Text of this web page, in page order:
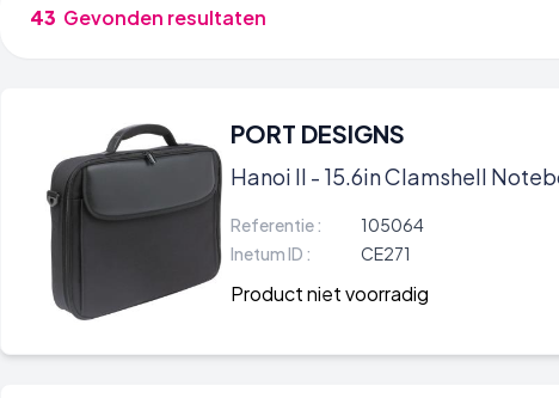
43 Gevonden resultaten
PORT DESIGNS
Hanoi II - 15.6in Clamshell
Referentie :
105064
Inetum ID :
CE271
Product niet voorradig